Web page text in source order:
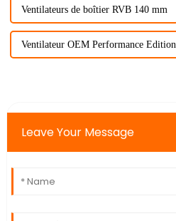
Ventilateurs de boîtier RVB 140 mm
Ventilateur OEM Performance Edition
Leave Your Message